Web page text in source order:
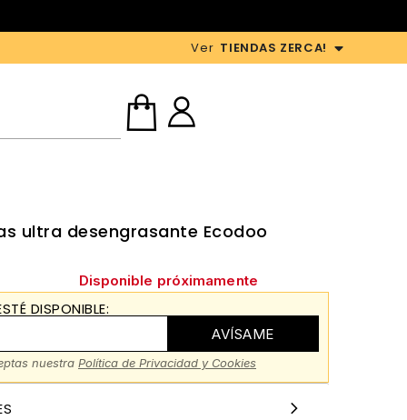
Ver TIENDAS ZERCA!
ultra desengrasante Ecodoo
Disponible próximamente
DISPONIBLE:
AVÍSAME
nuestra Política de Privacidad y Cookies